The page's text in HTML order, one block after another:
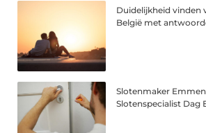
Duidelijkheid vinden
België met
Slotenmaker Emmen
Slotenspecialist Dag